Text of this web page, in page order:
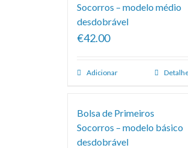
Socorros – modelo médio
desdobrável
€42.00
Adicionar
Bolsa de Primeiros
Socorros – modelo básico
desdobrável